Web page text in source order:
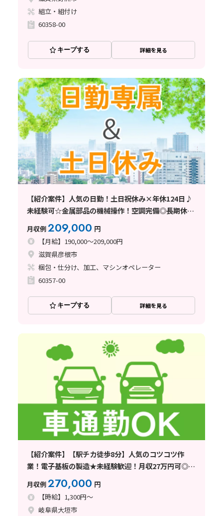
組立・組付け
60358-00
キープする 詳細を見る
【紹介案件】人気の日勤！土日祝休み×年休124日♪
未経験可☆金属部品の機械操作！空調完備◎長期休暇
月収例209,000 円
【月給】190,000～209,000円
滋賀県彦根市
梱包・仕分け、加工、マシンオペレーター
60357-00
キープする 詳細を見る
【紹介案件】【駅チカ徒歩8分】人気のコツコツ作
業！電子基板の製造★未経験歓迎！月収27万円可◎社
宅費全額補助
月収例270,000 円
【時給】1,300円～
岐阜県大垣市